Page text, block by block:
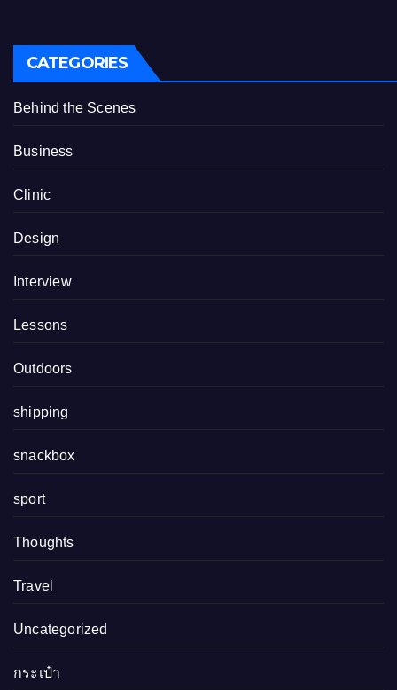
CATEGORIES
Behind the Scenes
Business
Clinic
Design
Interview
Lessons
Outdoors
shipping
snackbox
sport
Thoughts
Travel
Uncategorized
กระเป๋า